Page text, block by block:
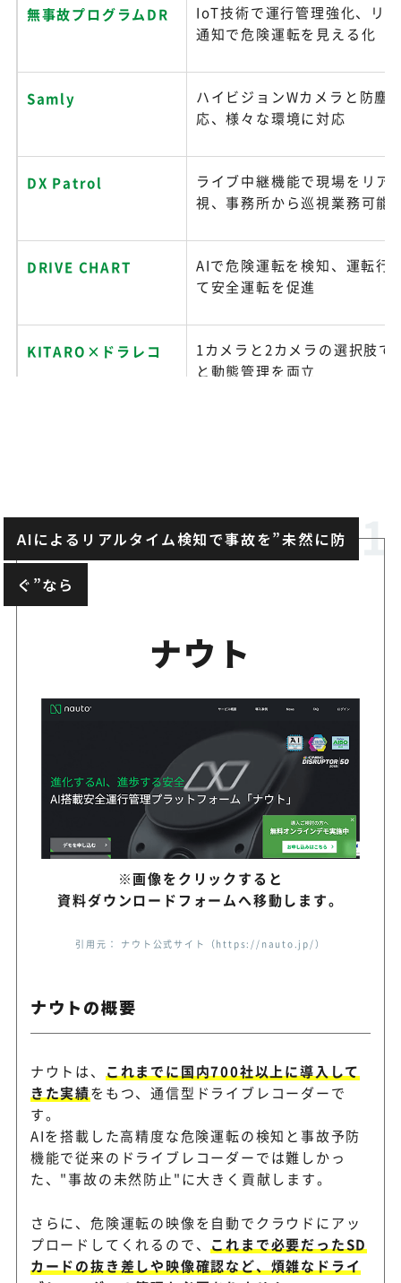
無事故プログラムDR
IoT技術で運行管理強化、リ
通知で危険運転を見える化
Samly
ハイビジョンWカメラと防塵
応、様々な環境に対応
DX Patrol
ライブ中継機能で現場をリア
視、事務所から巡視業務可能
DRIVE CHART
AIで危険運転を検知、運転行
て安全運転を促進
KITARO×ドラレコ
1カメラと2カメラの選択肢で
と動態管理を両立
LINKEETH DRIVE
AI搭載通信型ドライブレコー
管理をまとめて利用
Drive Tracer
車両管理を支援
AD Plus2.0
商用車向けの通信型AIドライ
ー
docomap Eye
GPS機能とAI画像解析を備え
ライブレコーダー
Cariot
車両管理クラウドにドライブ
AIによるリアルタイム検知で事故を”未然に防
ぐ”なら
ナウト
※画像をクリックすると
資料ダウンロードフォームへ移動します。
引用元： ナウト公式サイト（https://nauto.jp/）
ナウトの概要
ナウトは、
これまでに国内700社以上に導入して
きた実績をもつ、通信型ドライブレコーダーで
す。
AIを搭載した高精度な危険運転の検知と事故予防
機能で従来のドライブレコーダーでは難しかっ
た、"事故の未然防止"に大きく貢献します。
さらに、危険運転の映像を自動でクラウドにアッ
プロードしてくれるので、 これまで必要だったSD
カードの抜き差しや映像確認など、煩雑なドライ